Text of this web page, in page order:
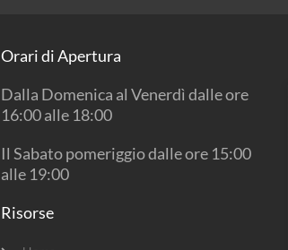
Orari di Apertura
Dalla Domenica al Venerdì dalle ore
16:00 alle 18:00
Il Sabato pomeriggio dalle ore 15:00
alle 19:00
Risorse